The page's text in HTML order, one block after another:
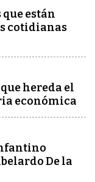
están
cotidianas
hereda el
económica
De la